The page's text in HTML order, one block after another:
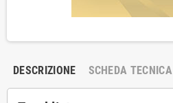
DESCRIZIONE SCHEDA TECNICA